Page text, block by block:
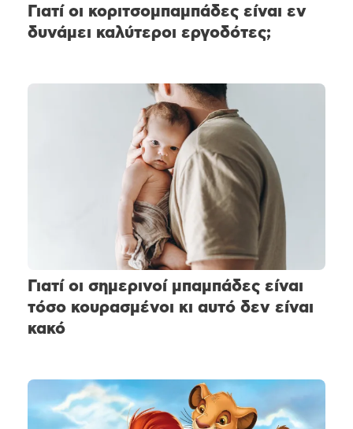
Γιατί οι κοριτσομπαμπάδες είναι εν
δυνάμει καλύτεροι εργοδότες;
Γιατί οι σημερινοί μπαμπάδες είναι
τόσο κουρασμένοι κι αυτό δεν είναι
κακό